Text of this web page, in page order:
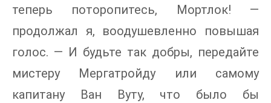
теперь поторопитесь, Мортлок! —
продолжал я, воодушевленно повышая
голос. — И будьте так добры, передайте
мистеру Мергатройду или самому
капитану Ван Вуту, что было бы